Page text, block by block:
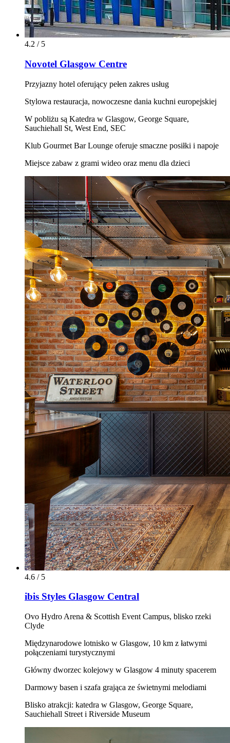
4.2 / 5
Novotel Glasgow Centre
Przyjazny hotel oferujący pełen zakres usług
Stylowa restauracja, nowoczesne dania kuchni europejskiej
W pobliżu są Katedra w Glasgow, George Square,
Sauchiehall St, West End, SEC
Klub Gourmet Bar Lounge oferuje smaczne posiłki i napoje
Miejsce zabaw z grami wideo oraz menu dla dzieci
4.6 / 5
ibis Styles Glasgow Central
Ovo Hydro Arena & Scottish Event Campus, blisko rzeki
Clyde
Międzynarodowe lotnisko w Glasgow, 10 km z łatwymi
połączeniami turystycznymi
Główny dworzec kolejowy w Glasgow 4 minuty spacerem
Darmowy basen i szafa grająca ze świetnymi melodiami
Blisko atrakcji: katedra w Glasgow, George Square,
Sauchiehall Street i Riverside Museum